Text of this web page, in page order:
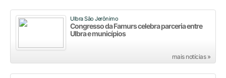
Ulbra São Jerônimo
Congresso da Famurs celebra parceria entre
Ulbra e municípios
mais notícias »